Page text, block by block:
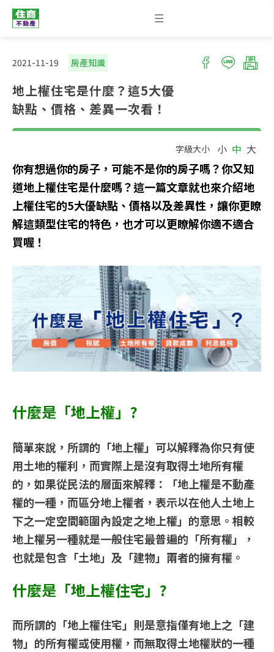
2021-11-19 房產知識
地上權住宅是什麼？這5大優
缺點、價格、差異一次看！
字級大小 小 中 大
你有想過你的房子，可能不是你的房子嗎？你又知
道地上權住宅是什麼嗎？這一篇文章就也來介紹地
上權住宅的5大優缺點、價格以及差異性，讓你更瞭
解這類型住宅的特色，也才可以更瞭解你適不適合
買喔！
什麼是「地上權」?
簡單來說，所謂的「地上權」可以解釋為你只有使
用土地的權利，而實際上是沒有取得土地所有權
的，如果從民法的層面來解釋：「地上權是不動產
權的一種，而區分地上權者，表示以在他人土地上
下之一定空間範圍內設定之地上權」的意思。相較
地上權另一種就是一般住宅最普遍的「所有權」，
也就是包含「土地」及「建物」兩者的擁有權。
什麼是「地上權住宅」?
而所謂的「地上權住宅」則是意指僅有地上之「建
物」的所有權或使用權，而無取得土地權狀的一種